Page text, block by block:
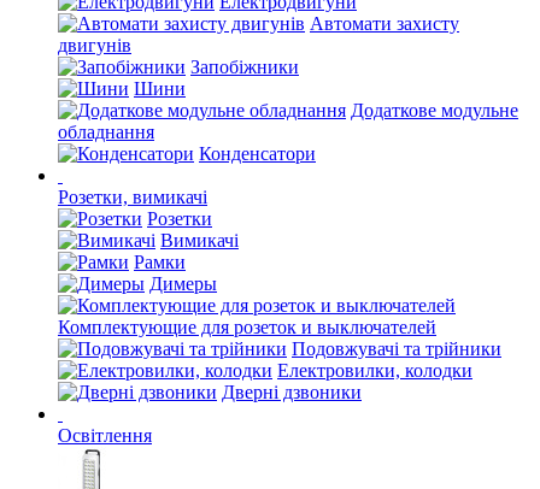
Автомати захисту
двигунів
Запобіжники
Шини
Додаткове модульне
обладнання
Конденсатори
Розетки, вимикачі
Розетки
Вимикачі
Рамки
Димеры
Комплектующие для розеток и выключателей
Подовжувачі та трійники
Електровилки, колодки
Дверні дзвоники
Освітлення